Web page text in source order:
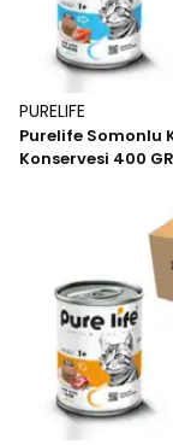
PURELIFE
Purelife Somonlu
Konservesi 400